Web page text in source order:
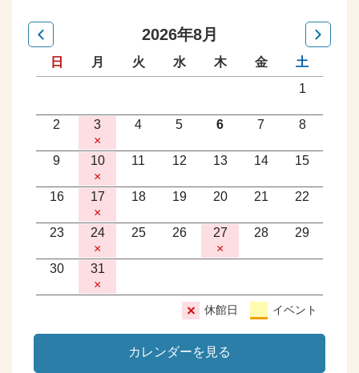
2026年8月
日 月 火 水 木 金
土
1
2
3
×
4 5 6 7 8
9
10
×
11 12 13 14 15
16
17
×
18 19 20 21 22
23
24
×
25 26
27
×
28 29
30
31
×
休館日 イベント
カレンダーを見る